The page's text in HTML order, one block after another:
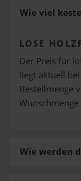
Wie viel
LOSE
Der Preis für
liegt aktuell bei
Bestellmenge
Wie werden